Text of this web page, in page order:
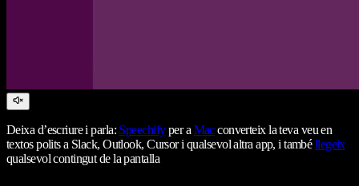
Deixa d’escriure i parla: Speechifyper a Macconverteix la teva veu en
textos polits a Slack, Outlook, Cursor i qualsevol altra app, i tambéllegeix
qualsevol contingut de la pantalla